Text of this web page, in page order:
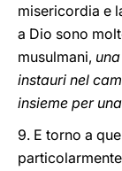
misericordia e
a Dio sono
musulmani,
instauri nel
insieme per
9. E torno a